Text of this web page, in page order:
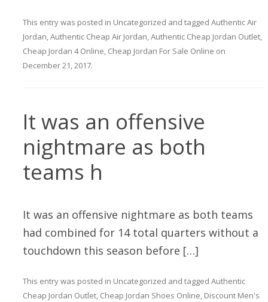
This entry was posted in Uncategorized and tagged Authentic Air
Jordan,Authentic Cheap Air Jordan,Authentic Cheap Jordan Outlet,
Cheap Jordan 4 Online, Cheap Jordan For Sale Online on
December 21, 2017.
It was an offensive
nightmare as both
teams h
It was an offensive nightmare as both teams
had combined for 14 total quarters without a
touchdown this season before […]
This entry was posted in Uncategorized and tagged Authentic
Cheap Jordan Outlet, Cheap Jordan Shoes Online, Discount Men's